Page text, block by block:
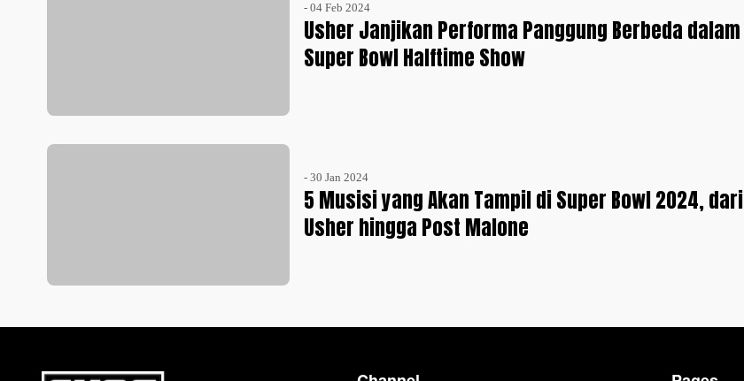
- 04 Feb 2024
Usher Janjikan Performa Panggung Berbeda dalam
Super Bowl Halftime Show
- 30 Jan 2024
5 Musisi yang Akan Tampil di Super Bowl 2024, dari
Usher hingga Post Malone